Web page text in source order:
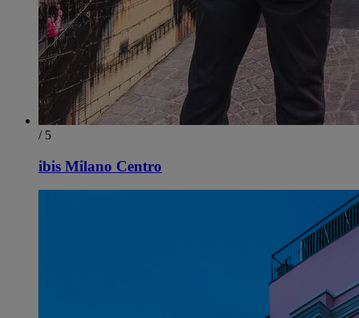
/ 5
ibis Milano Centro